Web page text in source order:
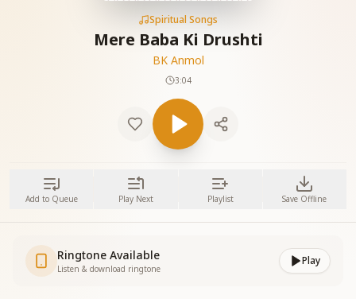
Spiritual Songs
Mere Baba Ki Drushti
BK Anmol
3:04
Add to Queue Play Next Playlist Save Offline
Ringtone Available
Listen & download ringtone
Play